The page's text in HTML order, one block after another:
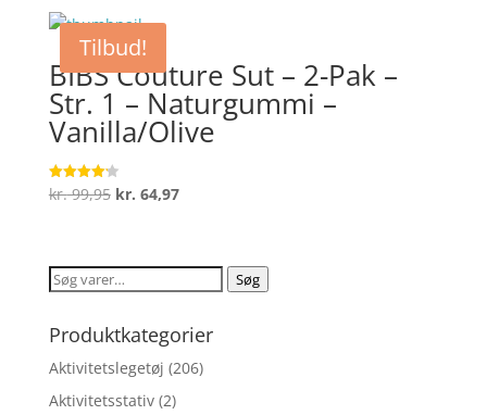
var:
kr. 89,95.
Tilbud!
BIBS Couture Sut – 2-Pak –
Str. 1 – Naturgummi –
Vanilla/Olive
Vurderet
4.2
kr.99,95 Den
var:
kr. 99,95.
kr. 64,97Den
er:
kr. 64,97.
Søg
Søg
Produktkategorier
Aktivitetslegetøj (206)
Aktivitetsstativ (2)